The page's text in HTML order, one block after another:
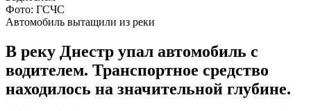
Фото: ГСЧС
Автомобиль вытащили из реки
В реку Днестр упал автомобиль с
водителем. Транспортное средство
находилось на значительной глубине.